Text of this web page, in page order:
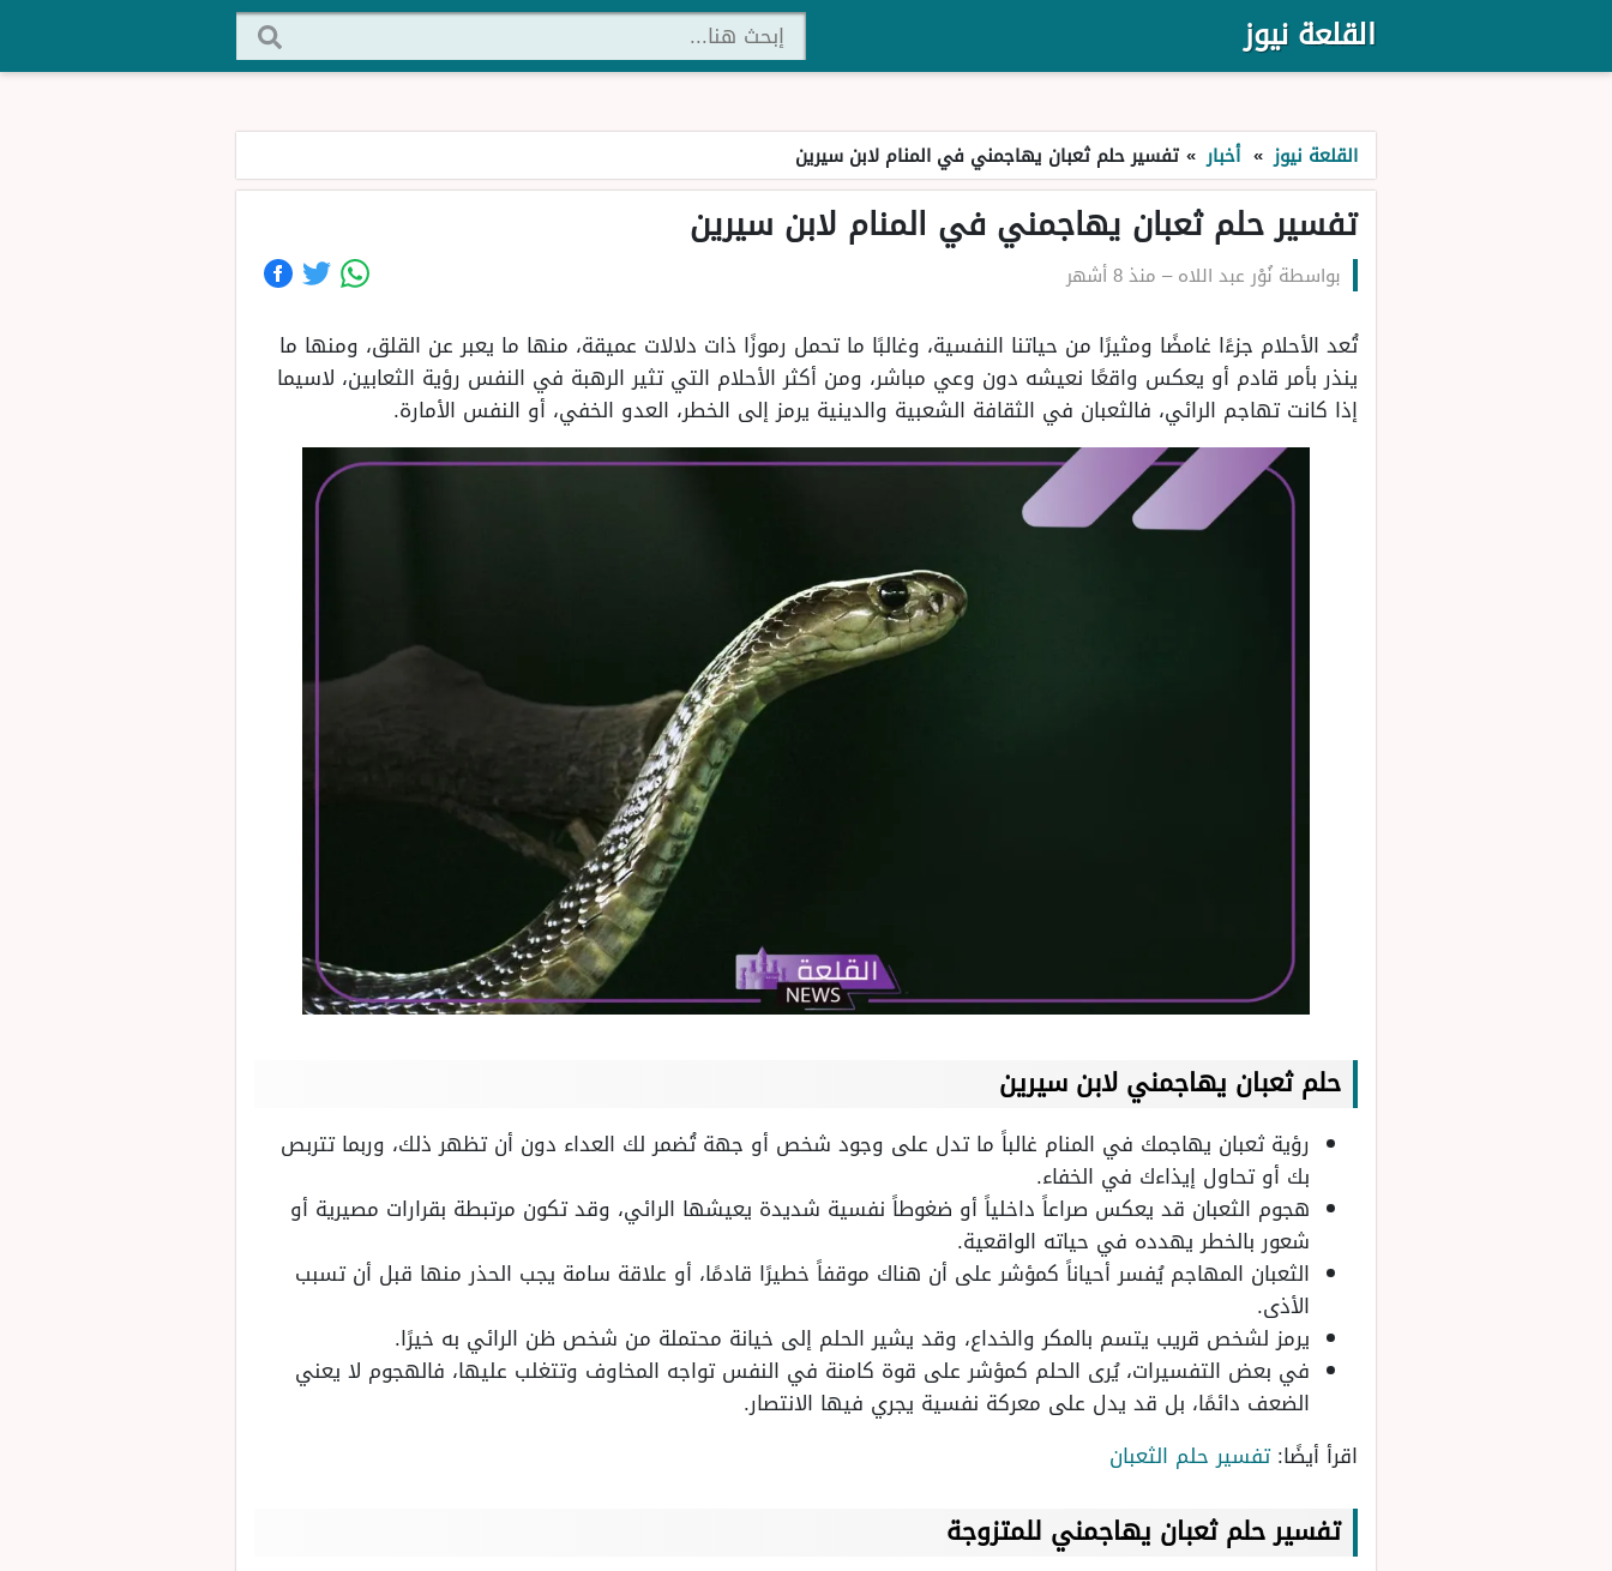
القلعة نيوز
القلعة نيوز » أخبار » تفسير حلم ثعبان يهاجمني في المنام لابن سيرين
تفسير حلم ثعبان يهاجمني في المنام لابن سيرين
بواسطة نُوْر عبد اللاه– منذ 8 أشهر
تُعد الأحلام جزءًا غامضًا ومثيرًا من حياتنا النفسية، وغالبًا ما تحمل رموزًا ذات دلالات عميقة، منها ما يعبر عن القلق، ومنها ما
ينذر بأمر قادم أو يعكس واقعًا نعيشه دون وعي مباشر، ومن أكثر الأحلام التي تثير الرهبة في النفس رؤية الثعابين، لاسيما
إذا كانت تهاجم الرائي، فالثعبان في الثقافة الشعبية والدينية يرمز إلى الخطر، العدو الخفي، أو النفس الأمارة.
حلم ثعبان يهاجمني لابن سيرين
رؤية ثعبان يهاجمك في المنام غالباً ما تدل على وجود شخص أو جهة تُضمر لك العداء دون أن تظهر ذلك، وربما تتربص
بك أو تحاول إيذاءك في الخفاء.
هجوم الثعبان قد يعكس صراعاً داخلياً أو ضغوطاً نفسية شديدة يعيشها الرائي، وقد تكون مرتبطة بقرارات مصيرية أو
شعور بالخطر يهدده في حياته الواقعية.
الثعبان المهاجم يُفسر أحياناً كمؤشر على أن هناك موقفاً خطيرًا قادمًا، أو علاقة سامة يجب الحذر منها قبل أن تسبب
الأذى.
يرمز لشخص قريب يتسم بالمكر والخداع، وقد يشير الحلم إلى خيانة محتملة من شخص ظن الرائي به خيرًا.
في بعض التفسيرات، يُرى الحلم كمؤشر على قوة كامنة في النفس تواجه المخاوف وتتغلب عليها، فالهجوم لا يعني
الضعف دائمًا، بل قد يدل على معركة نفسية يجري فيها الانتصار.
اقرأ أيضًا:تفسير حلم الثعبان
تفسيرحلم ثعبان يهاجمني للمتزوجة